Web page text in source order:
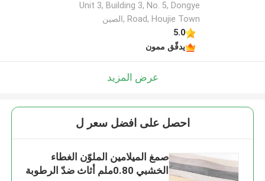
Unit 3, Building 3, No. 5, Dongye
Road, Houjie Town ,الصين
5.0
يدقّق ممون
عرض المزيد
احصل على افضل سعر ل
صمغ الميلامين الملوّن الغطاء
الخشبي 0.80ملم أثاث ضدّ الرطوبة